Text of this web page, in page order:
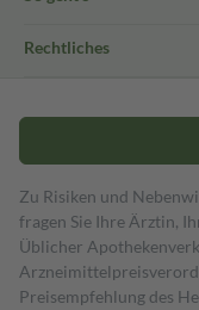
Rechtliches
Zu Risiken und
fragen Sie Ihre Ärztin,
Üblicher
Preisempfehlung des